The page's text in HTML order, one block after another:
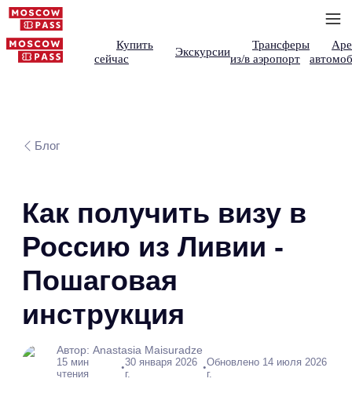
Купить
сейчас
Экскурсии
Трансферы
из/в аэропорт
Блог
Как получить визу в
Россию из Ливии -
Пошаговая
инструкция
Автор: Anastasia Maisuradze
15 мин
чтения
•30 января 2026
г.
•Обновлено 14 июля 2026
г.